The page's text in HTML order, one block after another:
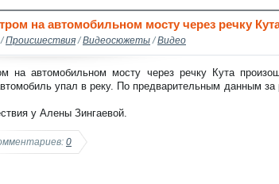
на автомобильном мосту через речку
/Происшествия /Видеосюжеты /Видео
на автомобильном мосту через речку Кута
упал в реку. По предварительным данным
у Алены Зингаевой.
0